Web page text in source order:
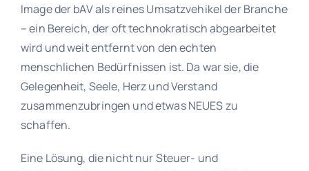
Image der bAV als reines Umsatzvehikel der Branche
– ein Bereich, der oft technokratisch abgearbeitet
wird und weit entfernt von den echten
menschlichen Bedürfnissen ist. Da war sie, die
Gelegenheit, Seele, Herz und Verstand
zusammenzubringen und etwas NEUES zu
schaffen.
Eine Lösung, die nicht nur Steuer- und